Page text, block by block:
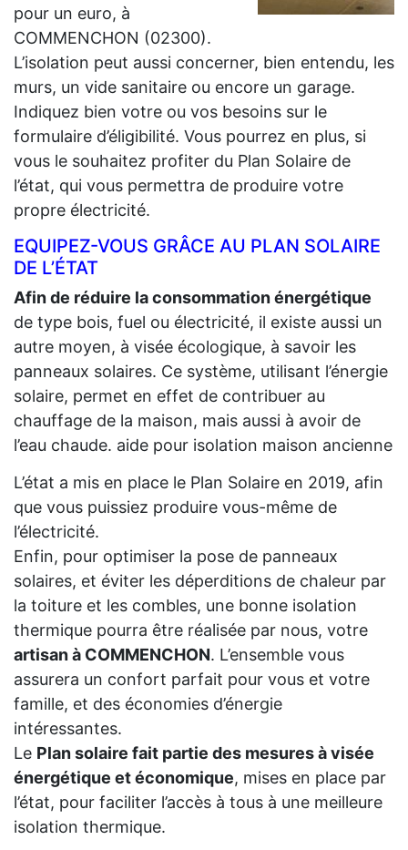
pour un euro, à
COMMENCHON (02300).
L’isolation peut aussi concerner, bien entendu, les
murs, un vide sanitaire ou encore un garage.
Indiquez bien votre ou vos besoins sur le
formulaire d’éligibilité. Vous pourrez en plus, si
vous le souhaitez profiter du Plan Solaire de
l’état, qui vous permettra de produire votre
propre électricité.
EQUIPEZ-VOUS GRÂCE AU PLAN SOLAIRE
DE L’ÉTAT
Afin de réduire la consommation énergétique
de type bois, fuel ou électricité, il existe aussi un
autre moyen, à visée écologique, à savoir les
panneaux solaires. Ce système, utilisant l’énergie
solaire, permet en effet de contribuer au
chauffage de la maison, mais aussi à avoir de
l’eau chaude. aide pour isolation maison ancienne
L’état a mis en place le Plan Solaire en 2019, afin
que vous puissiez produire vous-même de
l’électricité.
Enfin, pour optimiser la pose de panneaux
solaires, et éviter les déperditions de chaleur par
la toiture et les combles, une bonne isolation
thermique pourra être réalisée par nous, votre
artisan à COMMENCHON. L’ensemble vous
assurera un confort parfait pour vous et votre
famille, et des économies d’énergie
intéressantes.
Le Plan solaire fait partie des mesures à visée
énergétique et économique, mises en place par
l’état, pour faciliter l’accès à tous à une meilleure
isolation thermique.